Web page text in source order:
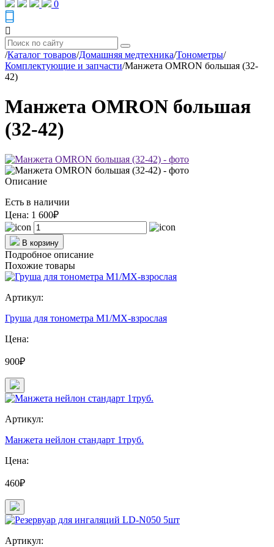
0
/Каталог товаров/Домашняя медтехника/Тонометры/
Комплектующие и запчасти/Манжета OMRON большая (32-
42)
Манжета OMRON большая
(32-42)
Описание
Есть в наличии
Цена: 1 600₽
В корзину
Подробное описание
Похожие товары
Артикул:
Груша для тонометра М1/МХ-взрослая
Цена:
900₽
Артикул:
Манжета нейлон стандарт 1труб.
Цена:
460₽
Артикул: